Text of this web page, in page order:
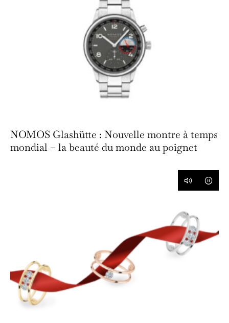
NOMOS Glashütte : Nouvelle montre à temps
mondial – la beauté du monde au poignet